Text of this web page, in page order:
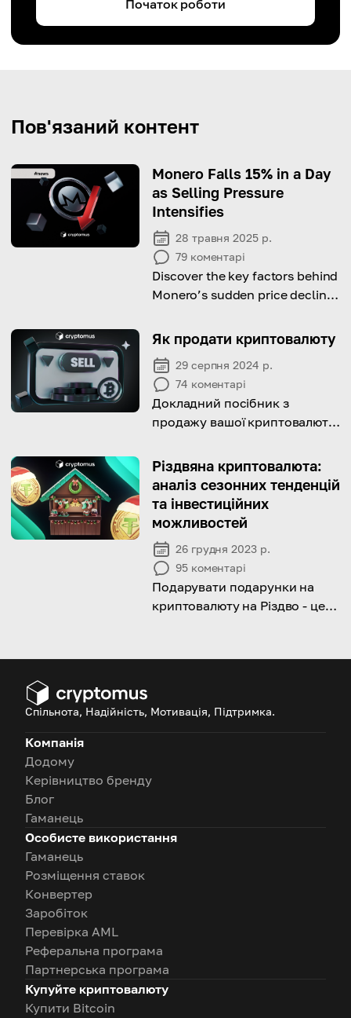
Початок роботи
Пов'язаний контент
Monero Falls 15% in a Day
as Selling Pressure
Intensifies
28 травня 2025 р.
79 коментарі
Discover the key factors behind
Monero’s sudden price decline
Як продати криптовалюту
29 серпня 2024 р.
74 коментарі
Докладний посібник з
продажу вашої криптовалюти
Різдвяна криптовалюта:
аналіз сезонних тенденцій
та інвестиційних
можливостей
26 грудня 2023 р.
95 коментарі
Подарувати подарунки на
криптовалюту на Різдво - це
Спільнота, Надійність, Мотивація, Підтримка.
Компанія
Додому
Керівництво бренду
Блог
Гаманець
Особисте використання
Гаманець
Розміщення ставок
Конвертер
Заробіток
Перевірка AML
Реферальна програма
Партнерська програма
Купуйте криптовалюту
Купити Bitcoin